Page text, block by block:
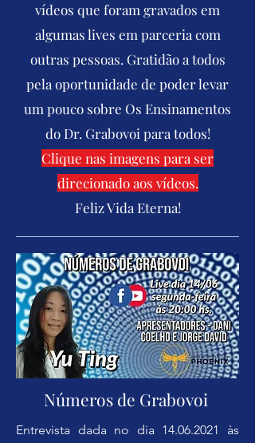
vídeos que foram gravados em
algumas lives em parceria com
outras pessoas. Gratidão a todos
pela oportunidade de poder levar
um pouco sobre Os Ensinamentos
do Dr. Grabovoi para todos!
Clique nas imagens para ser
direcionado aos vídeos.
Feliz Vida Eterna!
Números de Grabovoi
Entrevista dada no dia 14.06.2021
às